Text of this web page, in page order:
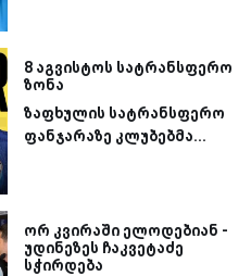
8 აგვისტოს სატრანსფერო
ზონა
ზაფხულის სატრანსფერო
ფანჯარაზე კლუბებმა...
ორ კვირაში ელოდებიან -
უდინეზეს ჩაკვეტაძე
სჭირდება